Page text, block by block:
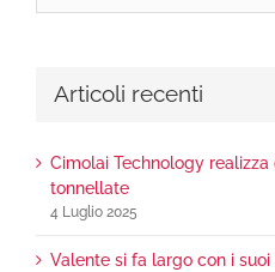
Articoli recenti
Cimolai Technology
tonnellate
4 Luglio 2025
Valente si fa largo con i